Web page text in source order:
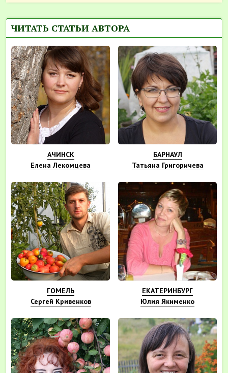
ЧИТАТЬ СТАТЬИ АВТОРА
АЧИНСК
Елена Лекомцева
БАРНАУЛ
Татьяна Григоричева
ГОМЕЛЬ
Сергей Кривенков
ЕКАТЕРИНБУРГ
Юлия Якименко